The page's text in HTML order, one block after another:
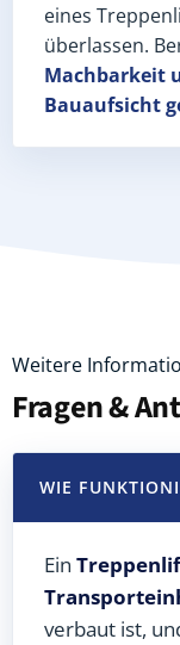
eines
überlassen.
Machbarkeit
Bauaufsicht
Weitere
Fragen &
WIE
Ein
verbaut ist,